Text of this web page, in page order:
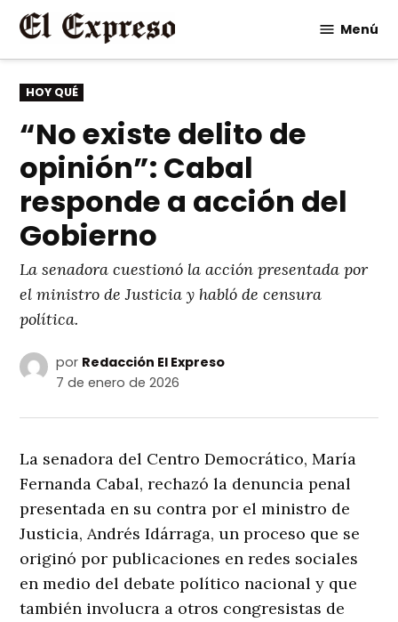
Saltar
contenido
Menú
PUBLICADO
EN
HOY QUÉ
“No existe delito de
opinión”: Cabal
responde a acción del
Gobierno
La senadora cuestionó la acción presentada por
el ministro de Justicia y habló de censura
política.
por Redacción El Expreso
7 de enero de 2026
La senadora del Centro Democrático, María
Fernanda Cabal, rechazó la denuncia penal
presentada en su contra por el ministro de
Justicia, Andrés Idárraga, un proceso que se
originó por publicaciones en redes sociales
en medio del debate político nacional y que
también involucra a otros congresistas de